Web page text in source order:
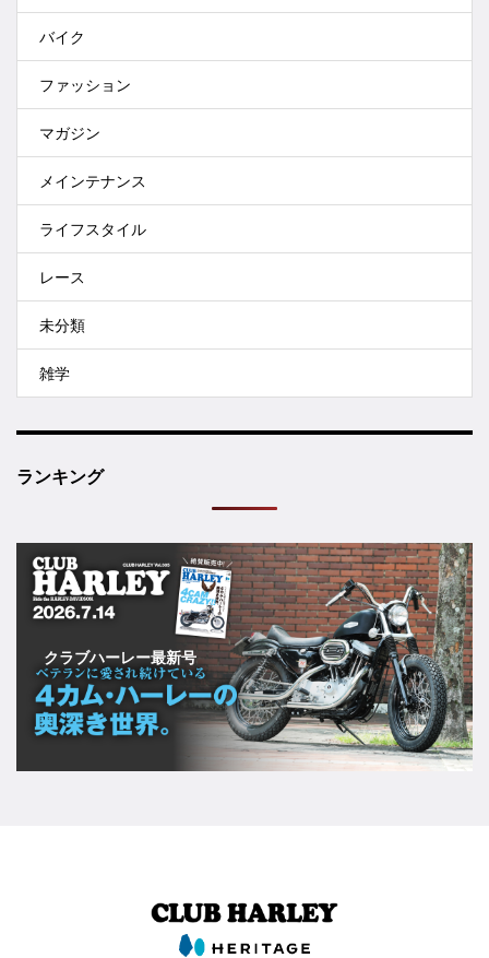
バイク
ファッション
マガジン
メインテナンス
ライフスタイル
レース
未分類
雑学
ランキング
クラブハーレー最新号